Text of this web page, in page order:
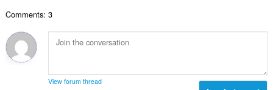
ด
ม
ทั้
ม
แ
น
ว
Comments: 3
View forum thread